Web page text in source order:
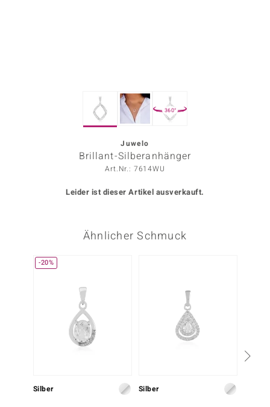
BY DE MELO
360°
Juwelo
Brillant-Silberanhänger
Art.Nr.: 7614WU
Leider ist dieser Artikel ausverkauft.
Ähnlicher Schmuck
-20%
Silber Silber